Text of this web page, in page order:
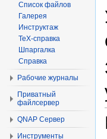
Список файлов
Галерея
Инструктаж
TeX-справка
Шпаргалка
Справка
Рабочие журналы
Приватный
файлсервер
QNAP Сервер
Инструменты